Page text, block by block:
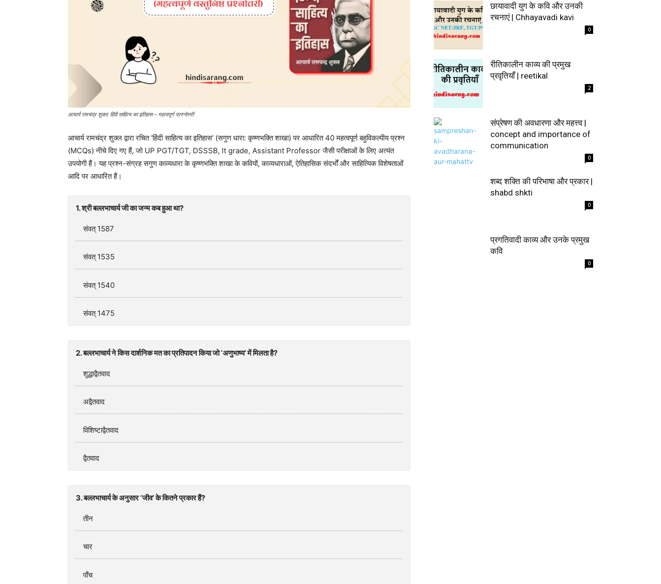
आचार्य रामचंद्र शुक्ल: हिंदी साहित्य का इतिहास – महत्वपूर्ण प्रश्नोत्तरी
आचार्य रामचंद्र शुक्ल द्वारा रचित ‘हिंदी साहित्य का इतिहास’ (सगुण धारा: कृष्णभक्ति शाखा) पर आधारित 40 महत्वपूर्ण बहुविकल्पीय प्रश्न
(MCQs) नीचे दिए गए हैं, जो UP PGT/TGT, DSSSB, lt grade, Assistant Professor जैसी परीक्षाओं के लिए अत्यंत
उपयोगी हैं। यह प्रश्न-संग्रह सगुण काव्यधारा के कृष्णभक्ति शाखा के कवियों, काव्यधाराओं, ऐतिहासिक संदर्भों और साहित्यिक विशेषताओं
आदि पर आधारित हैं।
1. श्री बल्लभाचार्य जी का जन्म कब हुआ था?
संवत् 1587
संवत् 1535
संवत् 1540
संवत् 1475
2. बल्लभाचार्य ने किस दार्शनिक मत का प्रतिपादन किया जो ‘अणुभाष्य’ में मिलता है?
शुद्धाद्वैतवाद
अद्वैतवाद
विशिष्टाद्वैतवाद
द्वैतवाद
3. बल्लभाचार्य के अनुसार ‘जीव’ के कितने प्रकार हैं?
तीन
चार
पाँच
छायावादी युग के कवि और उनकी
रचनाएं | Chhayavadi kavi
0
रीतिकालीन काव्य की प्रमुख
प्रवृतियाँ | reetikal
2
संप्रेषण की अवधारणा और महत्त्व |
concept and importance of
communication
0
शब्द शक्ति की परिभाषा और प्रकार |
shabd shkti
0
प्रगतिवादी काव्य और उनके प्रमुख
कवि
0